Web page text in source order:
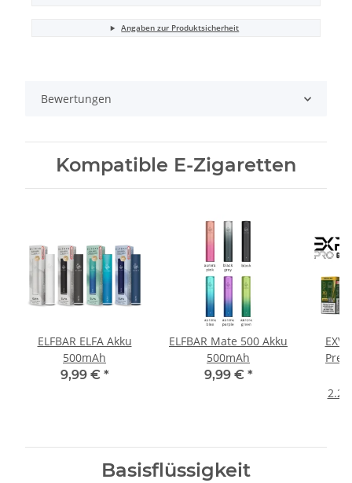
Angaben zur Produktsicherheit
Bewertungen
Kompatible E-Zigaretten
ELFBAR ELFA Akku
500mAh
9,99 € *
ELFBAR Mate 500 Akku
500mAh
9,99 € *
Basisflüssigkeit